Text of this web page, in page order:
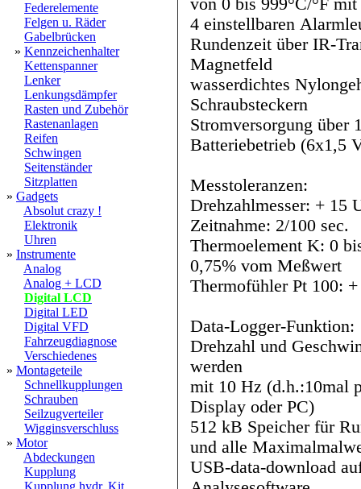
Federelemente
Felgen u. Räder
Gabelbrücken
» Kennzeichenhalter
Kettenspanner
Lenker
Lenkungsdämpfer
Rasten und Zubehör
Rastenanlagen
Reifen
Schwingen
Seitenständer
Sitzplatten
» Gadgets
Absolut crazy !
Elektronik
Uhren
» Instrumente
Analog
Analog + LCD
Digital LCD
Digital LED
Digital VFD
Fahrzeugdiagnose
Verschiedenes
» Montageteile
Schnellkupplungen
Schrauben
Seilzugverteiler
Wigginsverschluss
» Motor
Abdeckungen
Kupplung
Kupplung hydr. Kit
4 einstellbaren
Rundenzeit über IR-
Magnetfeld
wasserdichtes
Schraubsteckern
Stromversorgung über
Batteriebetrieb (6x1,5
Messtoleranzen:
Drehzahlmesser: + 15
Zeitnahme: 2/100 sec.
Thermoelement K: 0
0,75% vom Meßwert
Thermofühler Pt 100: +
Data-Logger-Funktion:
Drehzahl und
werden
mit 10 Hz (d.h.:10mal
Display oder PC)
512 kB Speicher für
und alle
USB-data-download